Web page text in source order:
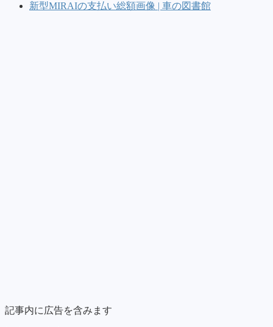
新型MIRAIの支払い総額画像 | 車の図書館
記事内に広告を含みます